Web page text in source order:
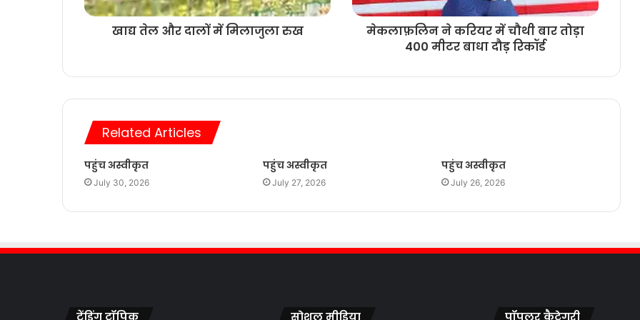
खाद्य तेल और दालों में मिलाजुला रुख
मेकलाफ़लिन ने करियर में चौथी बार तोड़ा
400 मीटर बाधा दौड़ रिकॉर्ड
Related Articles
पहुंच अस्वीकृत
July 30, 2026
पहुंच अस्वीकृत
July 27, 2026
पहुंच अस्वीकृत
July 26, 2026
ट्रेंडिंग टॉपिक सोशल मीडिया पॉपुलर कैटेगरी